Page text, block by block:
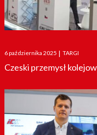
Posted
on
6 października 2025 | TARGI
Czeski przemysł